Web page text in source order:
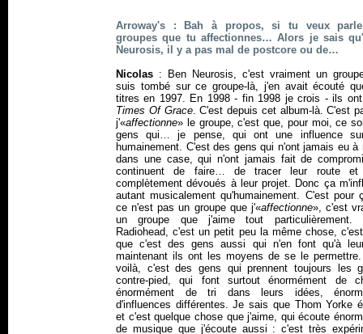
Arroway's : Bah à propos, si tu veux
groupes que tu affectionnes… Alors je sais
Neurosis, il y a pas mal de postcore ou de…
Nicolas : Ben Neurosis, c'est vraiment un
suis tombé sur ce groupe-là, j'en avait écouté
titres en 1997. En 1998 - fin 1998 je crois - ils
Times Of Grace. C'est depuis cet album-là. C'est
j'«affectionne» le groupe, c'est que, pour moi, ce
gens qui… je pense, qui ont une influence
humainement. C'est des gens qui n'ont jamais eu à
dans une case, qui n'ont jamais fait de
continuent de faire… de tracer leur route et
complètement dévoués à leur projet. Donc ça
autant musicalement qu'humainement. C'est pour
ce n'est pas un groupe que j'«affectionne», c'est
un groupe que j'aime tout particulièrement.
Radiohead, c'est un petit peu la même chose,
que c'est des gens aussi qui n'en font qu'à
maintenant ils ont les moyens de se le
voilà, c'est des gens qui prennent toujours les
contre-pied, qui font surtout énormément de
énormément de tri dans leurs idées,
d'influences différentes. Je sais que Thom Yorke
et c'est quelque chose que j'aime, qui écoute
de musique que j'écoute aussi : c'est très